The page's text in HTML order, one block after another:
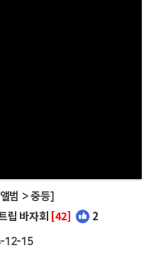
범 > 중등]
립 바자회 [42] 2
12-15